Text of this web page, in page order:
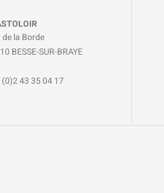
de la Borde
BESSE-SUR-BRAYE
43 35 04 17